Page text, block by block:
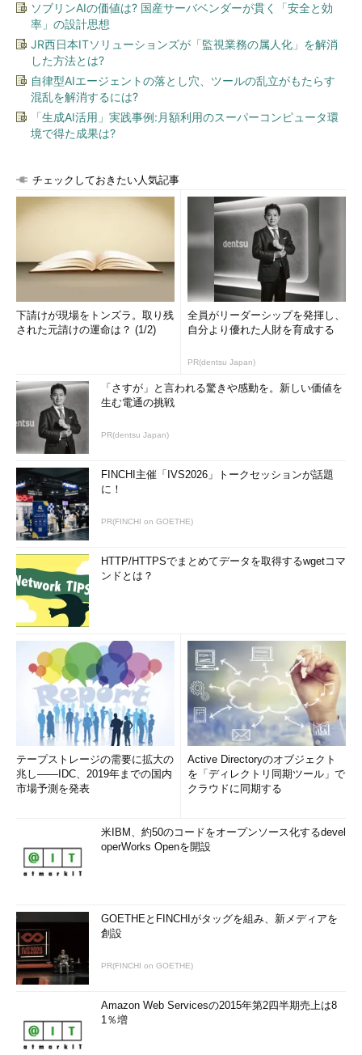
ソブリンAIの価値は? 国産サーバベンダーが貫く「安全と効
率」の設計思想
JR西日本ITソリューションズが「監視業務の属人化」を解消
した方法とは?
自律型AIエージェントの落とし穴、ツールの乱立がもたらす
混乱を解消するには?
「生成AI活用」実践事例:月額利用のスーパーコンピュータ環
境で得た成果は?
チェックしておきたい人気記事
下請けが現場をトンズラ。取り残
された元請けの運命は？ (1/2)
全員がリーダーシップを発揮し、
自分より優れた人財を育成する
PR(dentsu Japan)
「さすが」と言われる驚きや感動を。新しい価値を
生む電通の挑戦
PR(dentsu Japan)
FINCHI主催「IVS2026」トークセッションが話題
に！
PR(FINCHI on GOETHE)
HTTP/HTTPSでまとめてデータを取得するwgetコマ
ンドとは？
テープストレージの需要に拡大の
兆し――IDC、2019年までの国内
市場予測を発表
Active Directoryのオブジェクト
を「ディレクトリ同期ツール」で
クラウドに同期する
米IBM、約50のコードをオープンソース化するdevel
operWorks Openを開設
GOETHEとFINCHIがタッグを組み、新メディアを
創設
PR(FINCHI on GOETHE)
Amazon Web Servicesの2015年第2四半期売上は8
1％増